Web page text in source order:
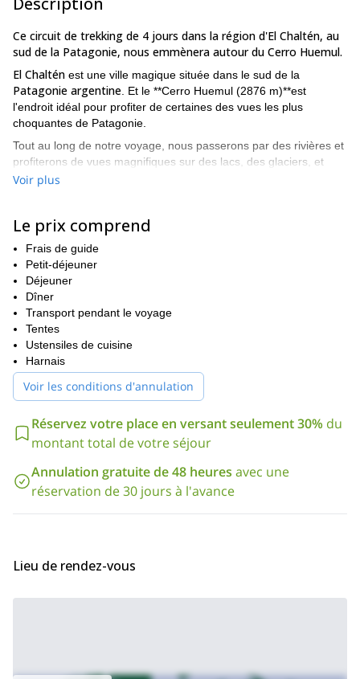
Ce circuit de trekking de 4 jours dans la région d'El Chaltén, au
sud de la Patagonie, nous emmènera autour du Cerro Huemul.
El Chaltén est une ville magique située dans le sud de la
Patagonie argentine . Et le **Cerro Huemul (2876 m)**est
l'endroit idéal pour profiter de certaines des vues les plus
choquantes de Patagonie.
Tout au long de notre voyage, nous passerons par des rivières et
profiterons de vues magnifiques sur des lacs, des glaciers, et
nous apprécierons une partie du champ de glace de Patagonie,
pas que ce n'est qu'une des nombreuses options dont nous
pouvons discuter.
Veuillez me contacter si vous êtes intéressé par ce trekking
dans cette magnifique région de la Patagonie !
Et si vous voulez essayer une autre belle randonnée à El
Chaltén, veuillez consulter mes
Chalténou mon Expédition sur le champ de glace austral,
Patagonie
Voir plus
Le prix comprend
Frais de guide
Petit-déjeuner
Déjeuner
Dîner
Transport pendant le voyage
Tentes
Ustensiles de cuisine
Harnais
Voir les conditions d'annulation
Réservez votre place en versant seulement 30% du
montant total de votre séjour
Annulation gratuite de 48 heures avec une
réservation de 30 jours à l'avance
Lieu de rendez-vous